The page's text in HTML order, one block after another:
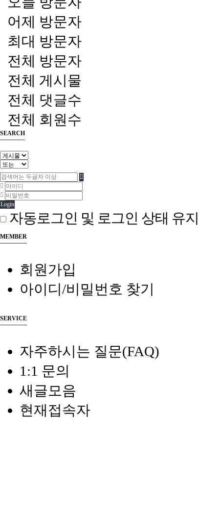
어제 방문자
최대 방문자
전체 방문자
전체 게시물
전체 댓글수
전체 회원수
SEARCH
Login
자동로그인 및 로그인 상태 유지
MEMBER
회원가입
아이디/비밀번호 찾기
SERVICE
자주하시는 질문(FAQ)
1:1 문의
새글모음
현재접속자